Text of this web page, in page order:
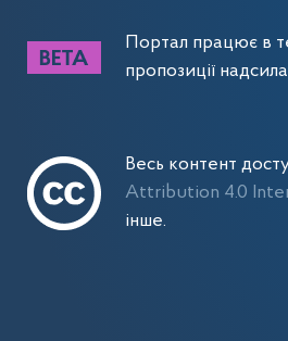
Портал працює в
пропозиції
Весь контент
Attribution 4.0
інше.